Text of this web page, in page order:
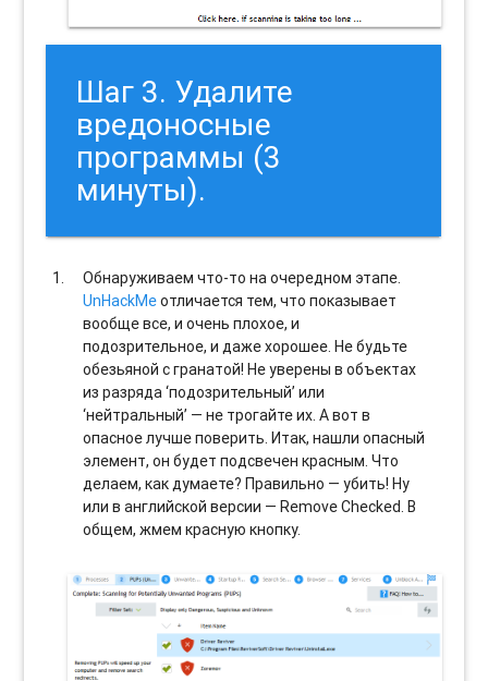
Шаг 3. Удалите
вредоносные
программы (3
минуты).
Обнаруживаем что-то на очередном этапе.
UnHackMeотличается тем, что показывает
вообще все, и очень плохое, и
подозрительное, и даже хорошее. Не будьте
обезьяной с гранатой! Не уверены в объектах
из разряда ‘подозрительный’ или
‘нейтральный’ — не трогайте их. А вот в
опасное лучше поверить. Итак, нашли опасный
элемент, он будет подсвечен красным. Что
делаем, как думаете? Правильно — убить! Ну
или в английской версии — Remove Checked. В
общем, жмем красную кнопку.